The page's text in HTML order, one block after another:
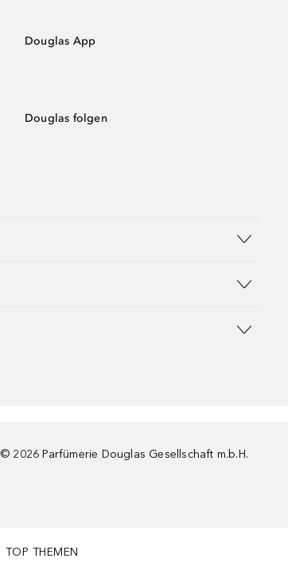
Douglas App
Douglas folgen
© 2026 Parfümerie Douglas Gesellschaft m.b.H.
TOP THEMEN